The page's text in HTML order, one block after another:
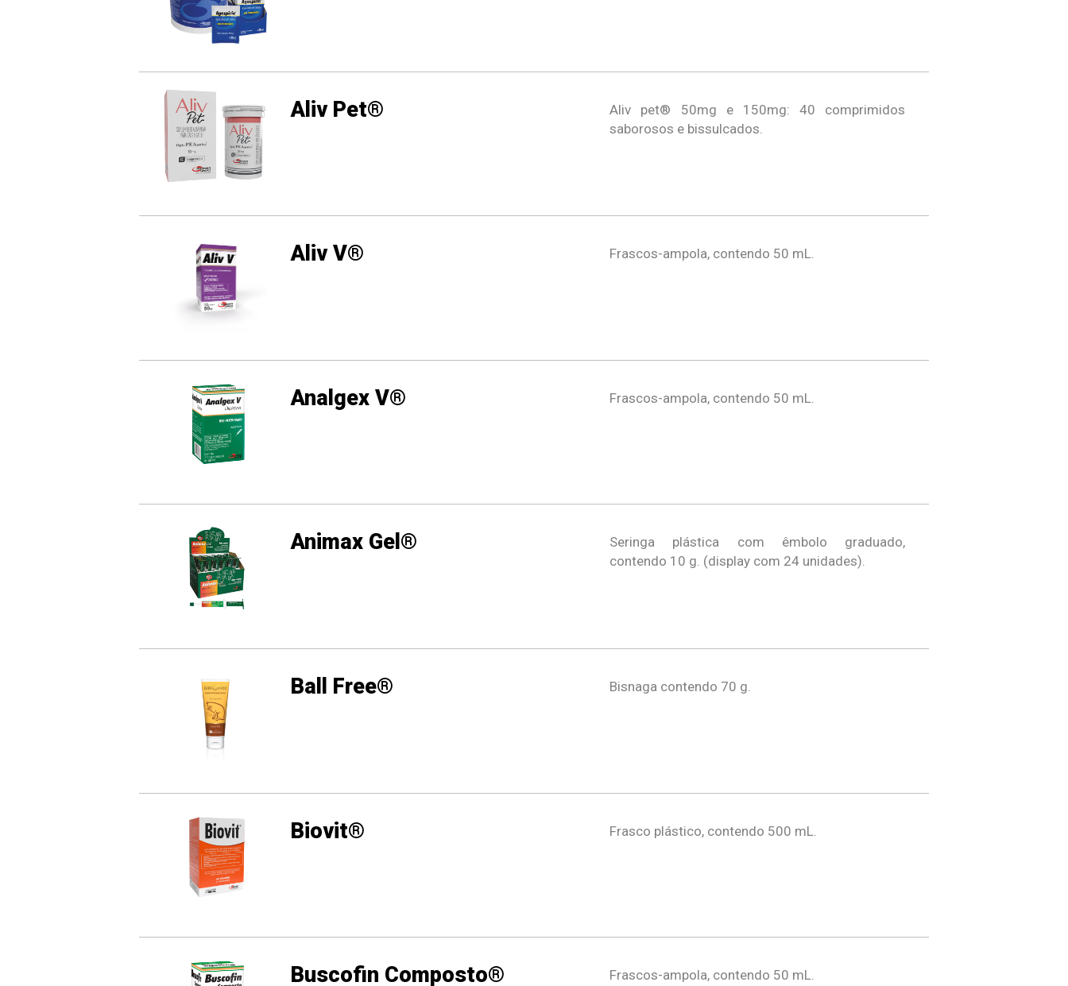
Aliv Pet®
Aliv pet® 50mg e 150mg: 40 comprimidos
saborosos e bissulcados.
Aliv V® Frascos-ampola, contendo 50 mL.
Analgex V® Frascos-ampola, contendo 50 mL.
Animax Gel®
Seringa plástica com êmbolo graduado,
contendo 10 g. (display com 24 unidades).
Ball Free® Bisnaga contendo 70 g.
Biovit® Frasco plástico, contendo 500 mL.
Buscofin Composto® Frascos-ampola, contendo 50 mL.